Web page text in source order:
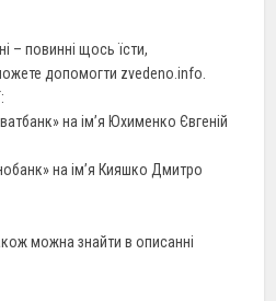
– повинні щось їсти,
допомогти zvedeno.info.
на ім’я Юхименко Євгеній
на ім’я Кияшко Дмитро
можна знайти в описанні